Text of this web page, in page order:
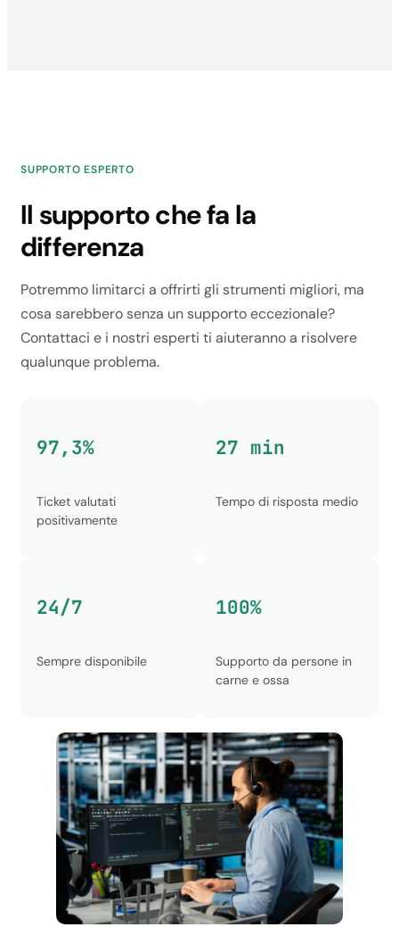
SUPPORTO ESPERTO
differenza
cosa sarebbero senza un supporto eccezionale?
24/7
Sempre disponibile
100%
Supporto da persone in
carne e ossa